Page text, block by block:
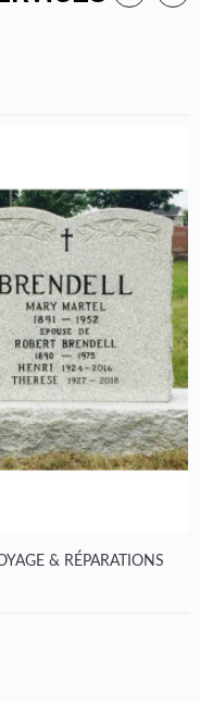
& RÉPARATIONS